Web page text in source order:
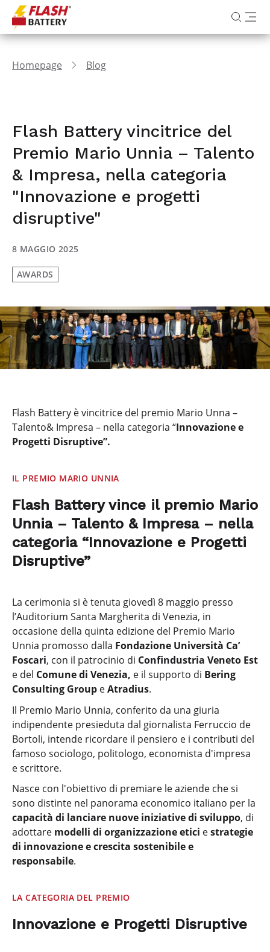
Homepage Blog
Flash Battery vincitrice del
Premio Mario Unnia – Talento
& Impresa, nella categoria
"Innovazione e progetti
disruptive"
8 MAGGIO 2025
AWARDS
Flash Battery è vincitrice del premio Mario Unna –
Talento& Impresa – nella categoria “Innovazione e
Progetti Disruptive”.
IL PREMIO MARIO UNNIA
Flash Battery vince il premio Mario
Unnia – Talento & Impresa – nella
categoria “Innovazione e Progetti
Disruptive”
La cerimonia si è tenuta giovedì 8 maggio presso
l’Auditorium Santa Margherita di Venezia, in
occasione della quinta edizione del Premio Mario
Unnia promosso dalla Fondazione Università Ca’
Foscari, con il patrocinio di Confindustria Veneto Est
e del Comune di Venezia, e il supporto di Bering
Consulting Group eAtradius.
Il Premio Mario Unnia, conferito da una giuria
indipendente presieduta dal giornalista Ferruccio de
Bortoli, intende ricordare il pensiero e i contributi del
famoso sociologo, politologo, economista d'impresa
e scrittore.
Nasce con l'obiettivo di premiare le aziende che si
sono distinte nel panorama economico italiano per la
capacità di lanciare nuove iniziative di sviluppo, di
adottare modelli di organizzazione etici estrategie
di innovazione e crescita sostenibile e
responsabile.
LA CATEGORIA DEL PREMIO
Innovazione e Progetti Disruptive